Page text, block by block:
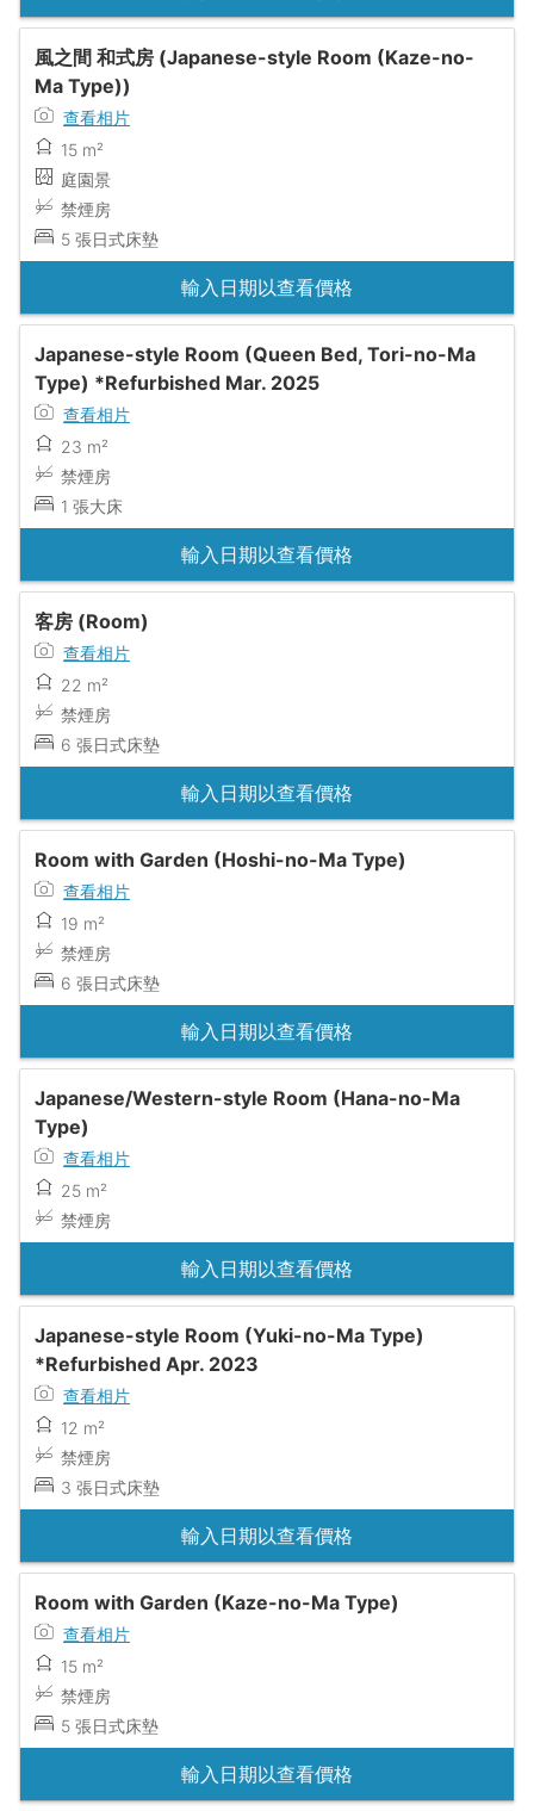
風之間 和式房 (Japanese-style Room (Kaze-no-
Ma Type))
查看相片
15 m²
庭園景
禁煙房
5 張日式床墊
輸入日期以查看價格
Japanese-style Room (Queen Bed, Tori-no-Ma
Type) *Refurbished Mar. 2025
查看相片
23 m²
禁煙房
1 張大床
輸入日期以查看價格
客房 (Room)
查看相片
22 m²
禁煙房
6 張日式床墊
輸入日期以查看價格
Room with Garden (Hoshi-no-Ma Type)
查看相片
19 m²
禁煙房
6 張日式床墊
輸入日期以查看價格
Japanese/Western-style Room (Hana-no-Ma
Type)
查看相片
25 m²
禁煙房
輸入日期以查看價格
Japanese-style Room (Yuki-no-Ma Type)
*Refurbished Apr. 2023
查看相片
12 m²
禁煙房
3 張日式床墊
輸入日期以查看價格
Room with Garden (Kaze-no-Ma Type)
查看相片
15 m²
禁煙房
5 張日式床墊
輸入日期以查看價格